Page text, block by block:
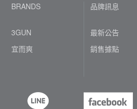
BRANDS
3GUN
宜而爽
品牌訊息
最新公告
銷售據點